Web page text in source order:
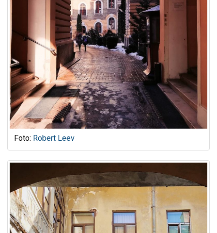
Foto: Robert Leev